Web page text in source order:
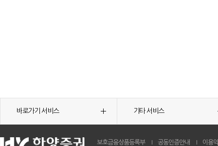
바로가기 서비스 기타 서비스
보호금융상품등록부 공동인증안내 이용